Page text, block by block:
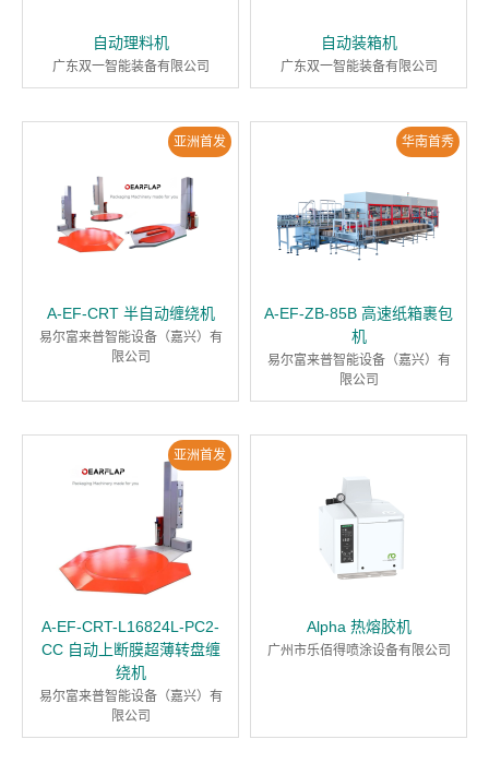
自动理料机
广东双一智能装备有限公司
自动装箱机
广东双一智能装备有限公司
亚洲首发
A-EF-CRT 半自动缠绕机
易尔富来普智能设备（嘉兴）有
限公司
华南首秀
A-EF-ZB-85B 高速纸箱裹包
机
易尔富来普智能设备（嘉兴）有
限公司
亚洲首发
A-EF-CRT-L16824L-PC2-
CC 自动上断膜超薄转盘缠
绕机
易尔富来普智能设备（嘉兴）有
限公司
Alpha 热熔胶机
广州市乐佰得喷涂设备有限公司